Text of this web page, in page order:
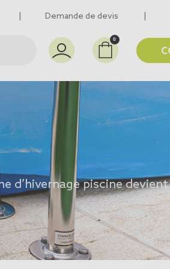
Demande de devis
0
d’hivernage piscinedevient
des algues
à toutes les formes
les coûts d’entretien au